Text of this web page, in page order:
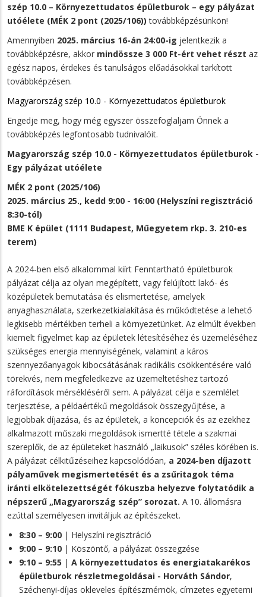
szép 10.0 – Környezettudatos épületburok – egy pályázat
utóélete (MÉK 2 pont (2025/106)) továbbképzésünkön!
Amennyiben 2025. március 16-án 24:00-ig jelentkezik a
továbbképzésre, akkor mindössze 3 000 Ft-ért vehet részt az
egész napos, érdekes és tanulságos előadásokkal tarkított
továbbképzésen.
Magyarország szép 10.0 - Környezettudatos épületburok
Engedje meg, hogy még egyszer összefoglaljam Önnek a
továbbképzés legfontosabb tudnivalóit.
Magyarország szép 10.0 - Környezettudatos épületburok -
Egy pályázat utóélete
MÉK 2 pont (2025/106)
2025. március 25., kedd 9:00 - 16:00 (Helyszíni regisztráció
8:30-tól)
BME K épület (1111 Budapest, Műegyetem rkp. 3. 210-es
terem)
A 2024-ben első alkalommal kiírt Fenntartható épületburok
pályázat célja az olyan megépített, vagy felújított lakó- és
középületek bemutatása és elismertetése, amelyek
anyaghasználata, szerkezetkialakítása és működtetése a lehető
legkisebb mértékben terheli a környezetünket. Az elmúlt években
kiemelt figyelmet kap az épületek létesítéséhez és üzemeléséhez
szükséges energia mennyiségének, valamint a káros
szennyezőanyagok kibocsátásának radikális csökkentésére való
törekvés, nem megfeledkezve az üzemeltetéshez tartozó
ráfordítások mérsékléséről sem. A pályázat célja e szemlélet
terjesztése, a példaértékű megoldások összegyűjtése, a
legjobbak díjazása, és az épületek, a koncepciók és az ezekhez
alkalmazott műszaki megoldások ismertté tétele a szakmai
szereplők, de az épületeket használó „laikusok” széles körében is.
A pályázat célkitűzéseihez kapcsolódóan, a 2024-ben díjazott
pályaművek megismertetését és a zsűritagok téma
iránti elkötelezettségét fókuszba helyezve folytatódik a
népszerű „Magyarország szép” sorozat. A 10. állomásra
ezúttal személyesen invitáljuk az építészeket.
8:30 – 9:00 | Helyszíni regisztráció
9:00 – 9:10 | Köszöntő, a pályázat összegzése
9:10 – 9:55 | A környezettudatos és energiatakarékos
épületburok részletmegoldásai - Horváth Sándor,
Széchenyi-díjas okleveles építészmérnök, címzetes egyetemi